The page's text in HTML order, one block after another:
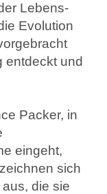
Lebens-
Evolution
entdeckt und
Packer, in
eingeht,
sich
die sie